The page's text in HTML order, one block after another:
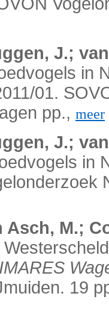
J.;
in
01.
pp., meer
J.;
in
Asch, M.;
IMARES
19